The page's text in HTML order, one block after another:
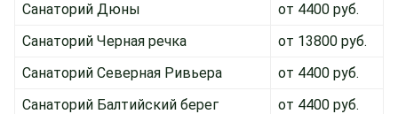
Санаторий Дюны
от 4400 руб.
Санаторий Черная речка
от 13800 руб.
Санаторий Северная Ривьера
от 4400 руб.
Санаторий Балтийский берег
от 4400 руб.